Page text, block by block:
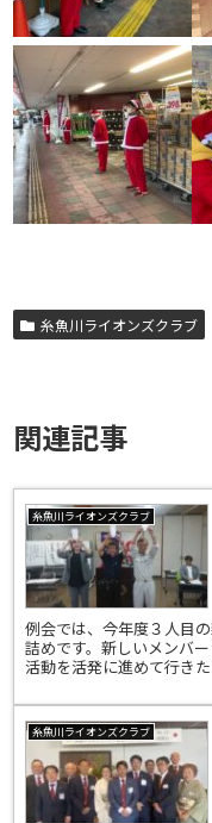
糸魚川ライオンズクラブ
関連記事
糸魚川ライオンズクラブ
例会では、今年度３人目
詰めです。新しいメンバ
活動を活発に進めて行きた
糸魚川ライオンズクラブ